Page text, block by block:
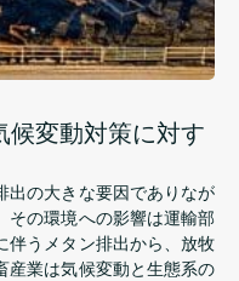
候変動対策に対す
出の大きな要因でありなが
その環境への影響は運輸部
伴うメタン排出から、放牧
産業は気候変動と生態系の